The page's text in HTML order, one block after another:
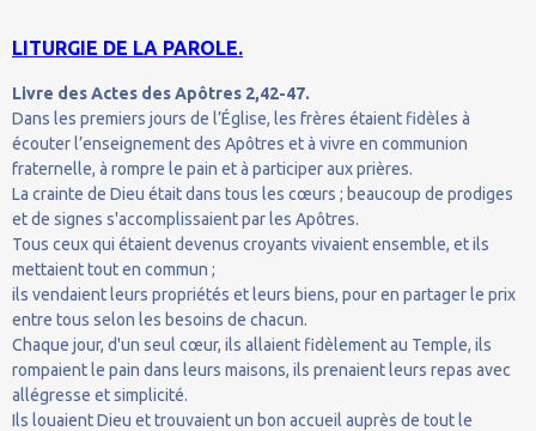
LITURGIE DE LA PAROLE.
Livre des Actes des Apôtres 2,42-47.
Dans les premiers jours de l’Église, les frères étaient fidèles à
écouter l’enseignement des Apôtres et à vivre en communion
fraternelle, à rompre le pain et à participer aux prières.
La crainte de Dieu était dans tous les cœurs ; beaucoup de prodiges
et de signes s'accomplissaient par les Apôtres.
Tous ceux qui étaient devenus croyants vivaient ensemble, et ils
mettaient tout en commun ;
ils vendaient leurs propriétés et leurs biens, pour en partager le prix
entre tous selon les besoins de chacun.
Chaque jour, d'un seul cœur, ils allaient fidèlement au Temple, ils
rompaient le pain dans leurs maisons, ils prenaient leurs repas avec
allégresse et simplicité.
Ils louaient Dieu et trouvaient un bon accueil auprès de tout le